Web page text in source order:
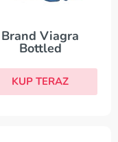
Brand Viagra
Bottled
KUP TERAZ